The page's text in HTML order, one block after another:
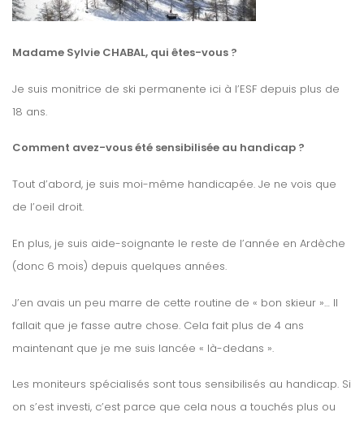
Madame Sylvie CHABAL, qui êtes-vous ?
Je suis monitrice de ski permanente ici à l’ESF depuis plus de
18 ans.
Comment avez-vous été sensibilisée au handicap ?
Tout d’abord, je suis moi-même handicapée. Je ne vois que
de l’oeil droit.
En plus, je suis aide-soignante le reste de l’année en Ardèche
(donc 6 mois) depuis quelques années.
J’en avais un peu marre de cette routine de « bon skieur »… Il
fallait que je fasse autre chose. Cela fait plus de 4 ans
maintenant que je me suis lancée « là-dedans ».
Les moniteurs spécialisés sont tous sensibilisés au handicap. Si
on s’est investi, c’est parce que cela nous a touchés plus ou